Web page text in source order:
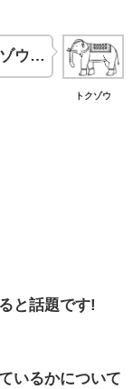
トクゾウ
ウ…
と話題です!
いるかについて